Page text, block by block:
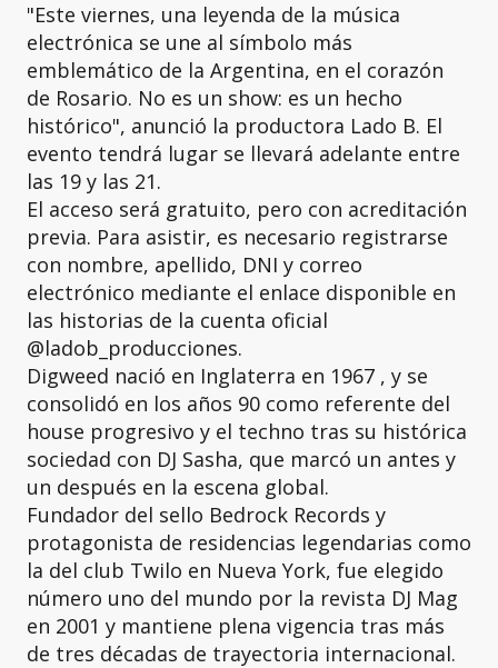
"Este viernes, una leyenda de la música
electrónica se une al símbolo más
emblemático de la Argentina, en el corazón
de Rosario. No es un show: es un hecho
histórico", anunció la productora Lado B. El
evento tendrá lugar se llevará adelante entre
las 19 y las 21.
El acceso será gratuito, pero con acreditación
previa. Para asistir, es necesario registrarse
con nombre, apellido, DNI y correo
electrónico mediante el enlace disponible en
las historias de la cuenta oficial
@ladob_producciones.
Digweed nació en Inglaterra en 1967 , y se
consolidó en los años 90 como referente del
house progresivo y el techno tras su histórica
sociedad con DJ Sasha, que marcó un antes y
un después en la escena global.
Fundador del sello Bedrock Records y
protagonista de residencias legendarias como
la del club Twilo en Nueva York, fue elegido
número uno del mundo por la revista DJ Mag
en 2001 y mantiene plena vigencia tras más
de tres décadas de trayectoria internacional.